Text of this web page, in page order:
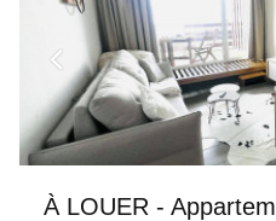
À LOUER -